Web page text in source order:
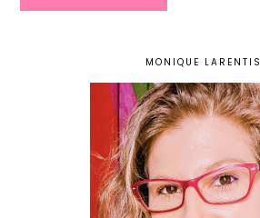
MONIQUE LARENTIS